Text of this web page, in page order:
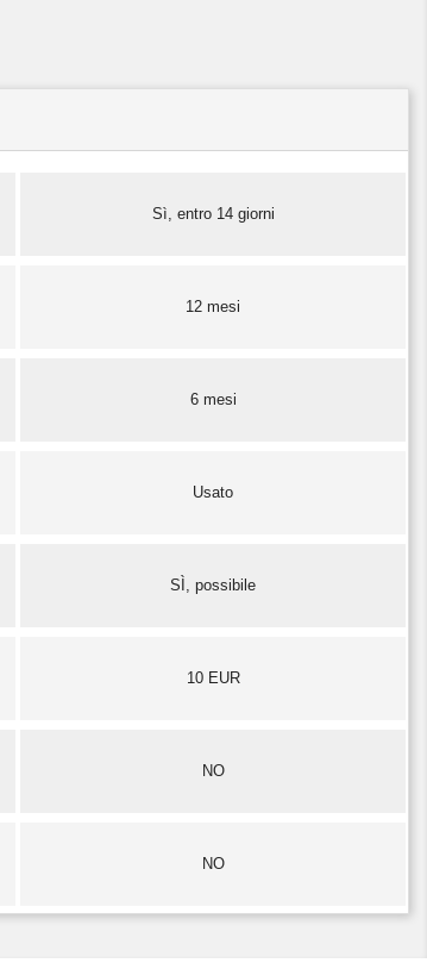
Sì, entro 14 giorni
12 mesi
6 mesi
Usato
SÌ, possibile
10 EUR
NO
NO